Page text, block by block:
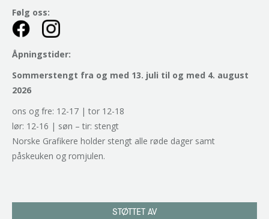
Følg oss:
Åpningstider:
Sommerstengt fra og med 13. juli til og med 4. august
2026
ons og fre: 12-17 | tor 12-18
lør: 12-16 | søn – tir: stengt
Norske Grafikere holder stengt alle røde dager samt
påskeuken og romjulen.
STØTTET AV